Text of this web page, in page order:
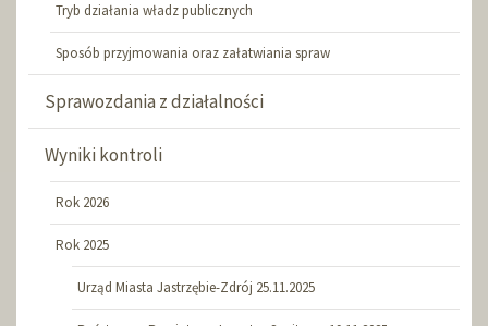
Tryb działania władz publicznych
Sposób przyjmowania oraz załatwiania spraw
Sprawozdania z działalności
Wyniki kontroli
Rok 2026
Rok 2025
Urząd Miasta Jastrzębie-Zdrój 25.11.2025